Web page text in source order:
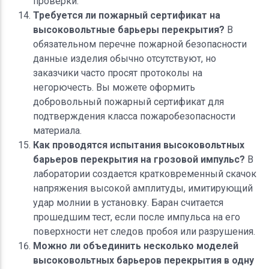
Требуется ли пожарный сертификат на
высоковольтные барьеры перекрытия? В
обязательном перечне пожарной безопасности
данные изделия обычно отсутствуют, но
заказчики часто просят протоколы на
негорючесть. Вы можете оформить
добровольный пожарный сертификат для
подтверждения класса пожаробезопасности
материала.
Как проводятся испытания высоковольтных
барьеров перекрытия на грозовой импульс? В
лаборатории создается кратковременный скачок
напряжения высокой амплитуды, имитирующий
удар молнии в установку. Баран считается
прошедшим тест, если после импульса на его
поверхности нет следов пробоя или разрушения.
Можно ли объединить несколько моделей
высоковольтных барьеров перекрытия в одну